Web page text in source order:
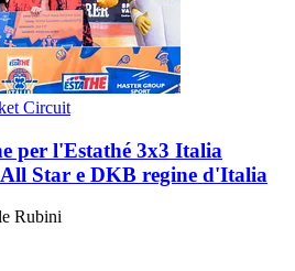
Circuit
per l'Estathé 3x3 Italia
Star e DKB regine d'Italia
Rubini